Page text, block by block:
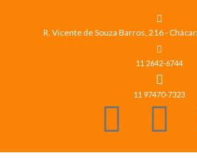
R. Vicente de Souza Barros, 216 -
11 2642-6744
11 97470-7323